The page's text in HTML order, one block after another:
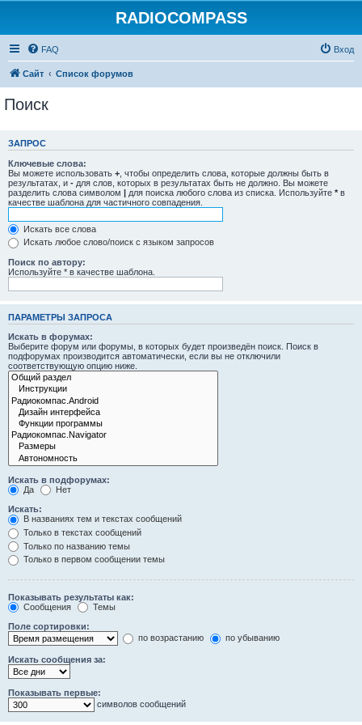
RADIOCOMPASS
FAQ Вход
Сайт Список форумов
Поиск
ЗАПРОС
Ключевые слова:
Вы можете использовать + , чтобы определить слова, которые должны быть в
результатах, и - для слов, которых в результатах быть не должно. Вы можете
разделить слова символом | для поиска любого слова из списка. Используйте * в
качестве шаблона для частичного совпадения.
Искать все слова
Искать любое слово/поиск с языком запросов
Поиск по автору:
Используйте * в качестве шаблона.
ПАРАМЕТРЫ ЗАПРОСА
Искать в форумах:
Выберите форум или форумы, в которых будет произведён поиск. Поиск в
подфорумах производится автоматически, если вы не отключили
соответствующую опцию ниже.
Искать в подфорумах:
Да
Нет
Искать:
В названиях тем и текстах сообщений
Только в текстах сообщений
Только по названию темы
Только в первом сообщении темы
Показывать результаты как:
Сообщения
Темы
Поле сортировки:
по возрастанию
по убыванию
Искать сообщения за:
Показывать первые:
символов сообщений